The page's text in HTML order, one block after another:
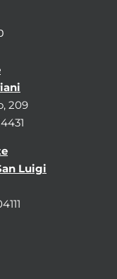
209
Luigi